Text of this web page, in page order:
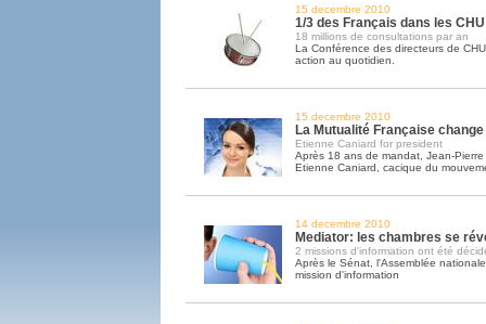
15 decembre 2010
1/3 des Français dans les CHU
18 millions de consultations par an
La Conférence des directeurs de
action au quotidien.
15 decembre 2010
La Mutualité Française
Etienne Caniard for president
Après 18 ans de mandat, Jean-
Etienne Caniard, cacique du
14 decembre 2010
Mediator: les chambres se
2 missions d'information ont été
Après le Sénat, l'Assemblée
mission d'information